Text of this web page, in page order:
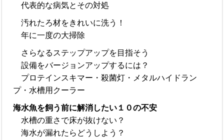
代表的な病気とその対処
汚れたろ材をきれいに洗う！
年に一度の大掃除
さらなるステップアップを目指そう
設備をバージョンアップするには？
プロテインスキマー・殺菌灯・メタルハイドラン
プ・水槽用クーラー
海水魚を飼う前に解消したい１０の不安
水槽の重さで床が抜けない？
海水が漏れたらどうしよう？